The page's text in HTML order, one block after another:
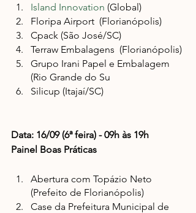
Island Innovation (Global)
Floripa Airport  (Florianópolis)
Cpack (São José/SC)
Terraw Embalagens  (Florianópolis)
Grupo Irani Papel e Embalagem
(Rio Grande do Su
Silicup (Itajaí/SC)
Data: 16/09 (6ª feira) - 09h às 19h
Painel Boas Práticas
Abertura com Topázio Neto
(Prefeito de Florianópolis)
Case da Prefeitura Municipal de